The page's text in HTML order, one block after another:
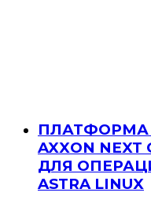
AXXON
ДЛЯ
ASTRA LINUX